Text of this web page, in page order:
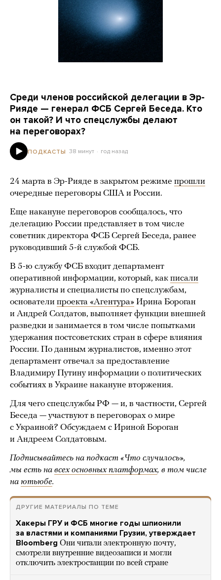
Среди членов российской делегации в Эр-
Рияде — генерал ФСБ Сергей Беседа. Кто
он такой? И что спецслужбы делают
на переговорах?
ПОДКАСТЫ 38 минут год назад
24 марта в Эр-Рияде в закрытом режиме прошли
очередные переговоры США и России.
Еще накануне переговоров сообщалось, что
делегацию России представляет в том числе
советник директора ФСБ Сергей Беседа, ранее
руководивший 5-й службой ФСБ.
В 5-ю службу ФСБ входит департамент
оперативной информации, который, как писали
журналисты и специалисты по спецслужбам,
основатели проекта «Агентура» Ирина Бороган
и Андрей Солдатов, выполняет функции внешней
разведки и занимается в том числе попытками
удержания постсоветских стран в сфере влияния
России. По данным журналистов, именно этот
департамент отвечал за предоставление
Владимиру Путину информации о политических
событиях в Украине накануне вторжения.
Для чего спецслужбы РФ — и, в частности, Сергей
Беседа — участвуют в переговорах о мире
с Украиной? Обсуждаем с Ириной Бороган
и Андреем Солдатовым.
Подписывайтесь на подкаст «Что случилось»,
мы есть на всех основных платформах, в том числе
на ютьюбе.
ДРУГИЕ МАТЕРИАЛЫ ПО ТЕМЕ
Хакеры ГРУ и ФСБ многие годы шпионили
за властями и компаниями Грузии, утверждает
Bloomberg Они читали электронную почту,
смотрели внутренние видеозаписи и могли
отключить электростанции по всей стране